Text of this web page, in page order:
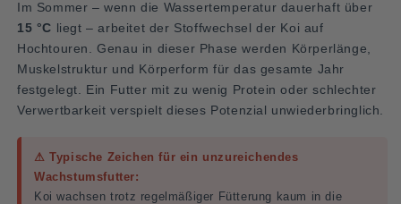
Im Sommer – wenn die Wassertemperatur dauerhaft über
15 °C liegt – arbeitet der Stoffwechsel der Koi auf
Hochtouren. Genau in dieser Phase werden Körperlänge,
Muskelstruktur und Körperform für das gesamte Jahr
festgelegt. Ein Futter mit zu wenig Protein oder schlechter
Verwertbarkeit verspielt dieses Potenzial unwiederbringlich.
⚠ Typische Zeichen für ein unzureichendes
Wachstumsfutter:
Koi wachsen trotz regelmäßiger Fütterung kaum in die